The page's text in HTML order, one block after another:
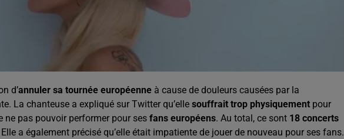
d’annuler sa tournée européenne à cause de douleurs causées par la
La chanteuse a expliqué sur Twitter qu’elle souffrait trop physiquement pour
ne pas pouvoir performer pour ses fans européens. Au total, ce sont 18 concerts
a également précisé qu’elle était impatiente de jouer de nouveau pour ses fans.